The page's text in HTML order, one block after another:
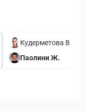
Кудерметова В.
Паолини Ж.